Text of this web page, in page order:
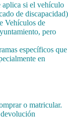
aplica si el vehículo
de discapacidad)
Vehículos de
pero
específicos que
en
o matricular.